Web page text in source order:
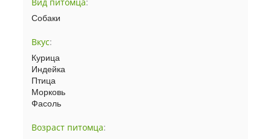
Собаки
Вкус:
Курица
Индейка
Птица
Морковь
Фасоль
Возраст питомца: